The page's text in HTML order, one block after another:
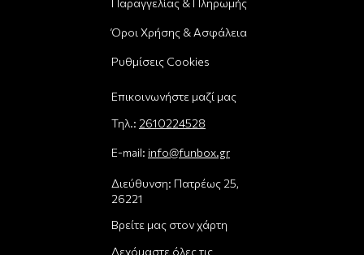
Παραγγελίας & Πληρωμής
Όροι Χρήσης & Ασφάλεια
Ρυθμίσεις Cookies
Επικοινωνήστε μαζί μας
Τηλ.: 2610224528
E-mail: info@funbox.gr
Διεύθυνση: Πατρέως 25,
26221
Βρείτε μας στον χάρτη
Δεχόμαστε όλες τις